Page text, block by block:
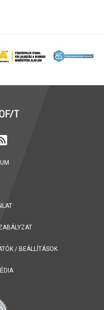
/ BEÁLLÍTÁSOK